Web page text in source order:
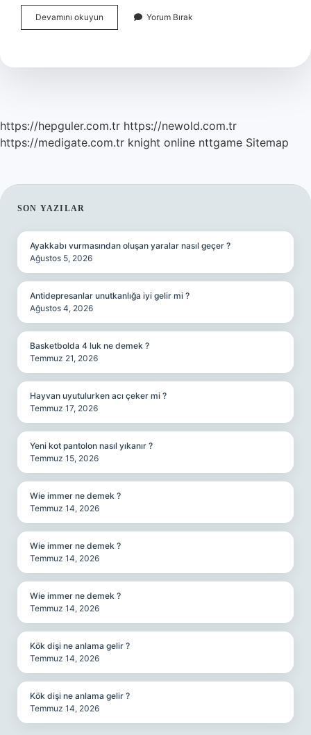
Devamını okuyun
Sayının
Yorum Bırak
https://hepguler.com.tr https://newold.com.tr
https://medigate.com.tr knight online nttgame Sitemap
SIDEBAR
SON YAZILAR
Ayakkabı vurmasından oluşan yaralar nasıl geçer ?
Ağustos 5, 2026
Antidepresanlar unutkanlığa iyi gelir mi ?
Ağustos 4, 2026
Basketbolda 4 luk ne demek ?
Temmuz 21, 2026
Hayvan uyutulurken acı çeker mi ?
Temmuz 17, 2026
Yeni kot pantolon nasıl yıkanır ?
Temmuz 15, 2026
Wie immer ne demek ?
Temmuz 14, 2026
Wie immer ne demek ?
Temmuz 14, 2026
Wie immer ne demek ?
Temmuz 14, 2026
Kök dişi ne anlama gelir ?
Temmuz 14, 2026
Kök dişi ne anlama gelir ?
Temmuz 14, 2026